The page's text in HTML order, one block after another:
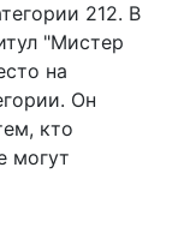
212. В
"Мистер
на
Он
кто
могут